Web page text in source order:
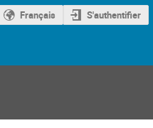
Français S'authentifier